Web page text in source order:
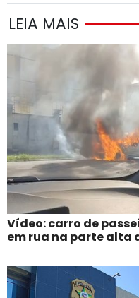
LEIA MAIS
Vídeo: carro de
em rua na parte alta